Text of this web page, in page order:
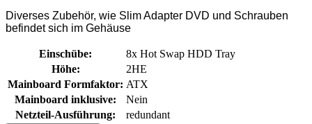
Diverses Zubehör, wie Slim Adapter DVD und Schrauben
befindet sich im Gehäuse
Einschübe:
8x Hot Swap HDD Tray
Höhe:
2HE
Mainboard Formfaktor: ATX
Mainboard inklusive:
Nein
Netzteil-Ausführung:
redundant